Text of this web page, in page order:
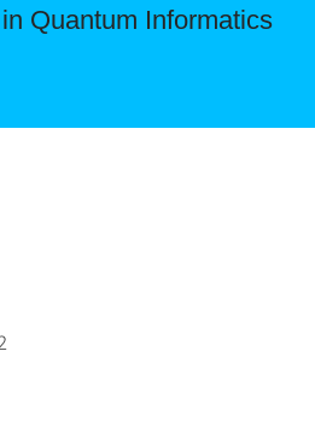
Quantum Informatics